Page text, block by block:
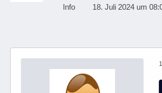
Info 18. Juli 2024 um